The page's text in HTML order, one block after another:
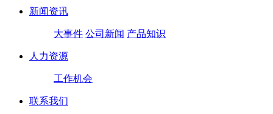
新闻资讯
大事件 公司新闻 产品知识
人力资源
工作机会
联系我们